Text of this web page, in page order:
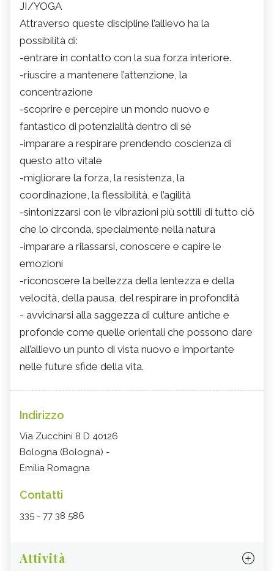
JI/YOGA
Attraverso queste discipline l’allievo ha la
possibilità di:
-entrare in contatto con la sua forza interiore.
-riuscire a mantenere l’attenzione, la
concentrazione
-scoprire e percepire un mondo nuovo e
fantastico di potenzialità dentro di sé
-imparare a respirare prendendo coscienza di
questo atto vitale
-migliorare la forza, la resistenza, la
coordinazione, la flessibilità, e l’agilità
-sintonizzarsi con le vibrazioni più sottili di tutto ciò
che lo circonda, specialmente nella natura
-imparare a rilassarsi, conoscere e capire le
emozioni
-riconoscere la bellezza della lentezza e della
velocità, della pausa, del respirare in profondità
- avvicinarsi alla saggezza di culture antiche e
profonde come quelle orientali che possono dare
all’allievo un punto di vista nuovo e importante
nelle future sfide della vita.
Indirizzo
Via Zucchini 8 D 40126
Bologna (Bologna) -
Emilia Romagna
Contatti
335 - 77 38 586
Attività